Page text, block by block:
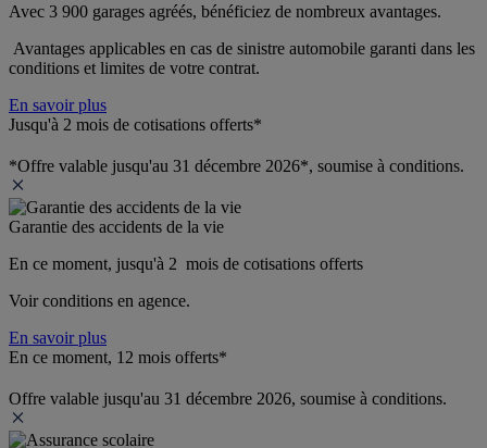
Avec 3 900 garages agréés, bénéficiez de nombreux avantages.
Avantages applicables en cas de sinistre automobile garanti dans les
conditions et limites de votre contrat.
En savoir plus
Jusqu'à 2 mois de cotisations offerts*
*Offre valable jusqu'au 31 décembre 2026*, soumise à conditions.
Garantie des accidents de la vie
En ce moment, jusqu'à 2  mois de cotisations offerts
Voir conditions en agence.
En savoir plus
En ce moment, 12 mois offerts*
Offre valable jusqu'au 31 décembre 2026, soumise à conditions.